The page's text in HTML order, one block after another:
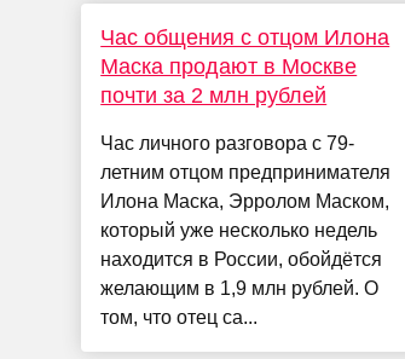
Час общения с отцом Илона
Маска продают в Москве
почти за 2 млн рублей
Час личного разговора с 79-
летним отцом предпринимателя
Илона Маска, Эрролом Маском,
который уже несколько недель
находится в России, обойдётся
желающим в 1,9 млн рублей. О
том, что отец са...